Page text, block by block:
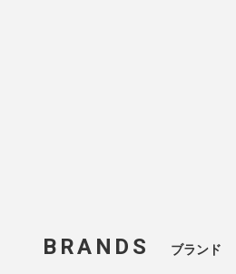
BRANDS ブランド